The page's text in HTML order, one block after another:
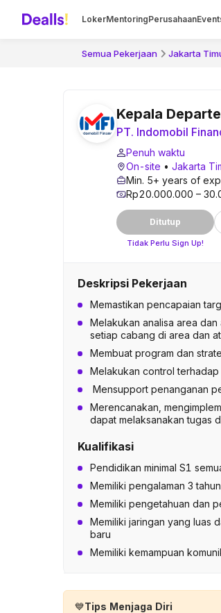
LokerMentoringPerusahaan
Semua Pekerjaan Jakarta
Kepala
PT. Indomobil
Penuh waktu
On-site • Jakarta
Min. 5+ years of
Rp20.000.000 –
Ditutup
Tidak Perlu Sign Up!
Deskripsi Pekerjaan
Memastikan pencapaian
Melakukan analisa area
setiap cabang di area dan
Membuat program dan
Melakukan control terhadap
Mensupport penanganan
Merencanakan,
dapat melaksanakan tugas
Kualifikasi
Pendidikan minimal S1
Memiliki pengalaman 3
Memiliki pengetahuan dan
Memiliki jaringan yang luas
baru
Memiliki kemampuan
💙Tips Menjaga Diri